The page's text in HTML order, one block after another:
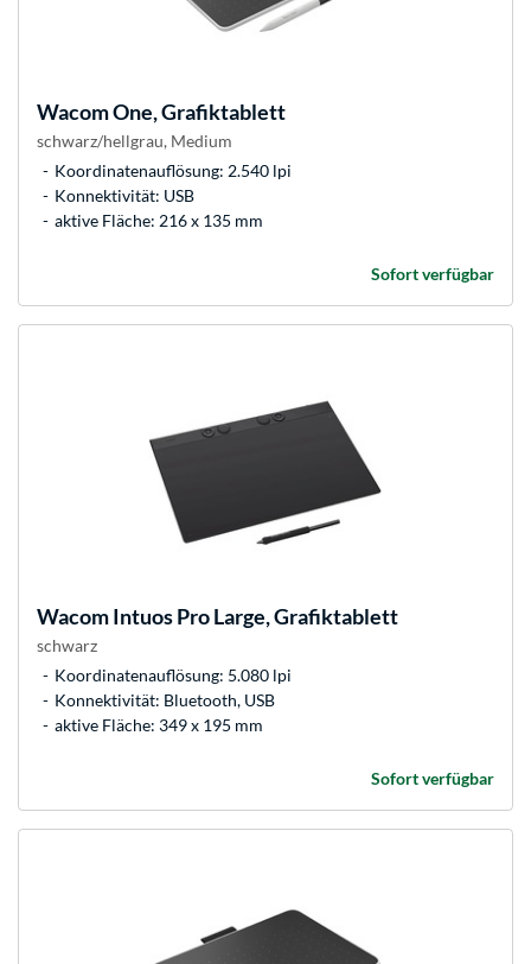
WacomOne, Grafiktablett
schwarz/hellgrau, Medium
Koordinatenauflösung: 2.540 lpi
Konnektivität: USB
aktive Fläche: 216 x 135 mm
Sofort verfügbar
WacomIntuos Pro Large, Grafiktablett
schwarz
Koordinatenauflösung: 5.080 lpi
Konnektivität: Bluetooth, USB
aktive Fläche: 349 x 195 mm
Sofort verfügbar